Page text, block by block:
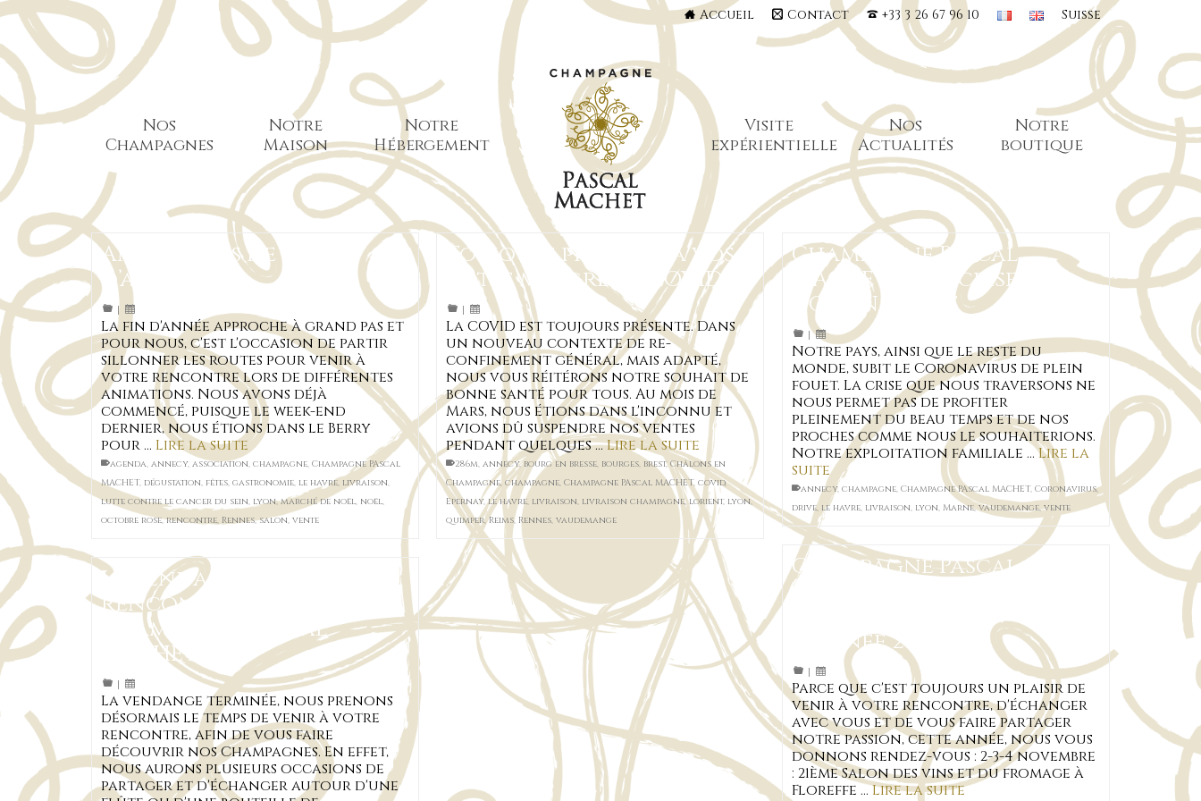
Accueil Contact +33 3 26 67 96 10 Suisse
Nos
Champagnes
Notre
Maison
Notre
Hébergement
Visite
expérientielle
Nos
Actualités
Notre
boutique
Animations de fin
d’année 2021
|
La fin d'année approche à grand pas et
pour nous, c'est l'occasion de partir
sillonner les routes pour venir à
votre rencontre lors de différentes
animations. Nous avons déjà
commencé, puisque le week-end
dernier, nous étions dans le Berry
pour … Lire la suite
agenda, annecy, association, champagne, Champagne PAscal
MACHET, dégustation, fêtes, gastronomie, le havre, livraison,
lutte contre le cancer du sein, lyon,marché de noël, noël,
octobre rose,rencontre, Rennes,salon, vente
Toujours présents à vos
côtés malgré la COVID
|
La COVID est toujours présente. Dans
un nouveau contexte de re-
confinement général, mais adapté,
nous vous réitérons notre souhait de
bonne santé pour tous. Au mois de
Mars, nous étions dans l'inconnu et
avions dû suspendre nos ventes
pendant quelques …Lire la suite
286m, annecy,bourg en bresse, bourges, brest,Châlons en
Champagne, champagne, Champagne PAscal MACHET, covid,
Epernay,le havre, livraison, livraison champagne,lorient, lyon,
quimper,Reims, Rennes, vaudemange
Champagne Pascal
MACHET et la crise du
CORONAVIRUS
|
Notre pays, ainsi que le reste du
monde, subit le Coronavirus de plein
fouet. La crise que nous traversons ne
nous permet pas de profiter
pleinement du beau temps et de nos
proches comme nous le souhaiterions.
Notre exploitation familiale …Lire la
suite
annecy, champagne, Champagne PAscal MACHET, Coronavirus,
drive, le havre, livraison, lyon, Marne,vaudemange,vente
Champagne Pascal
MACHET à votre
rencontre en fin
d’année 2018
|
Parce que c'est toujours un plaisir de
venir à votre rencontre, d'échanger
avec vous et de vous faire partager
notre passion, cette année, nous vous
donnons rendez-vous : 2-3-4 novembre
: 21ème Salon des vins et du fromage à
Floreffe …Lire la suite
L’agenda de vos
rencontres avec
Champagne Pascal
MACHET
|
La vendange terminée, nous prenons
désormais le temps de venir à votre
rencontre, afin de vous faire
découvrir nos Champagnes. En effet,
nous aurons plusieurs occasions de
partager et d'échanger autour d'une